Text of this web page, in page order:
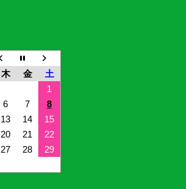
木 金
土
1
6 7
8
13 14
15
20 21
22
27 28
29